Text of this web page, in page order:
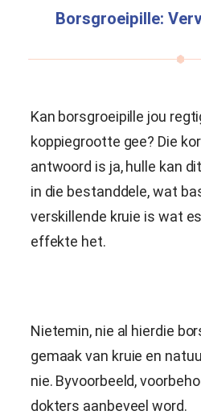
Borsgroeipille:
Kan borsgroeipille jou
koppiegrootte gee? Die
antwoord is ja, hulle kan
in die bestanddele, wat
verskillende kruie is wat
effekte het.
Nietemin, nie al hierdie
gemaak van kruie en
nie. Byvoorbeeld,
dokters aanbeveel word.